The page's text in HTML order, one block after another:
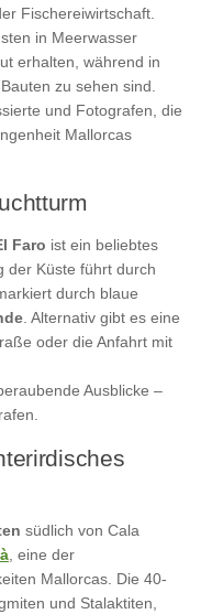
Fischereiwirtschaft.
in Meerwasser
erhalten, während in
zu sehen sind.
und Fotografen, die
Mallorcas
Faro ist ein beliebtes
der Küste führt durch
durch blaue
. Alternativ gibt es eine
oder die Anfahrt mit
Ausblicke –
südlich von Cala
, eine der
Mallorcas. Die 40-
und Stalaktiten,